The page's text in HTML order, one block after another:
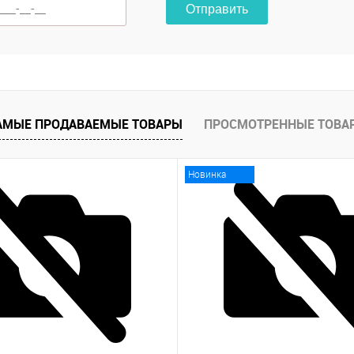
Отправить
ПРОДАВАЕМЫЕ ТОВАРЫ ПРОСМОТРЕННЫЕ
Новинка